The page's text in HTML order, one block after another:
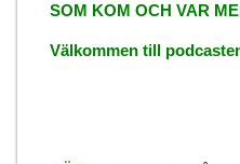
SOM KOM OCH VAR
Välkommen till